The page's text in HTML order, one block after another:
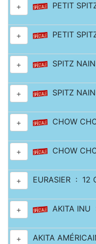
+ PETIT
+ PETIT
+ SPITZ
+ SPITZ
+ CHOW
+ CHOW
+ EURASIER : 12
+ AKITA
+ AKITA